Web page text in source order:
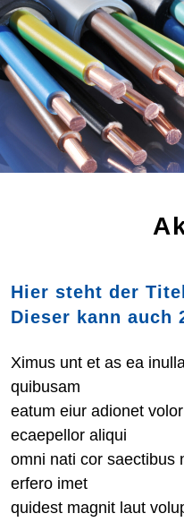
Hier steht der
Dieser kann auch
Ximus unt et as ea
quibusam
eatum eiur adionet
ecaepellor aliqui
omni nati cor saectibus
erfero imet
quidest magnit laut